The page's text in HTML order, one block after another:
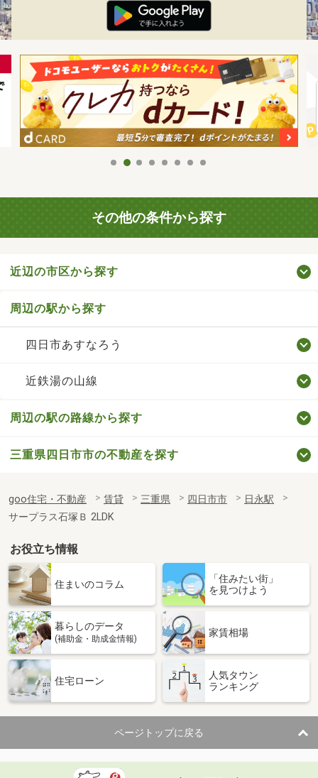
その他の条件から探す
近辺の市区から探す
周辺の駅から探す
四日市あすなろう
近鉄湯の山線
周辺の駅の路線から探す
三重県四日市市の不動産を探す
goo住宅・不動産 賃貸 三重県 四日市市
日永駅
サープラス石塚Ｂ 2LDK
お役立ち情報
住まいのコラム
「住みたい街」
を見つけよう
暮らしのデータ
(補助金・助成金情報)
家賃相場
住宅ローン
人気タウン
ランキング
ページトップに戻る